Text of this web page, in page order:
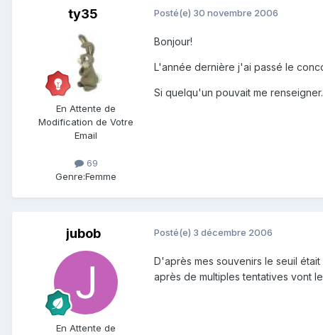
ty35
En Attente de
Modification de Votre
Email
69
Genre:Femme
Posté(e) 30 novembre 2006
Bonjour!
L'année dernière j'ai passé le
Si quelqu'un pouvait me
jubob
En Attente de
Posté(e) 3 décembre 2006
D'après mes souvenirs le seuil
après de multiples tentatives vont